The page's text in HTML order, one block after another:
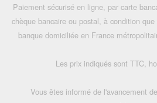
Paiement sécurisé en ligne, par carte
chèque bancaire ou postal, à condition
banque domiciliée en France
Les prix indiqués sont TTC,
Vous êtes informé de l'avancement